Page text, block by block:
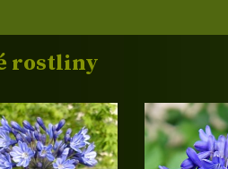
rostliny